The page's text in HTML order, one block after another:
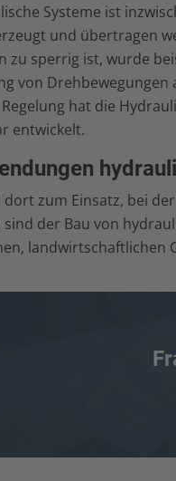
Systeme ist
und übertragen
zu sperrig ist, wurde
von
hat die
entwickelt.
zum Einsatz, bei
der Bau von
landwirtschaftlichen